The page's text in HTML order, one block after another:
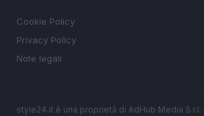
Cookie Policy
Privacy Policy
Note legali
style24.it è una proprietà di AdHub Media